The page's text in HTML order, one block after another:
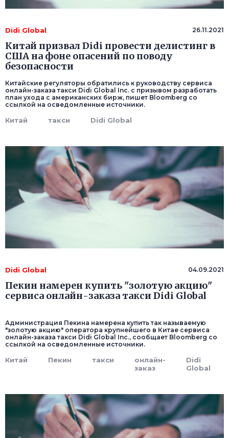
Didi Global 26.11.2021
Китай призвал Didi провести делистинг в
США на фоне опасений по поводу
безопасности
Китайские регуляторы обратились к руководству сервиса
онлайн-заказа такси Didi Global Inc. с призывом разработать
план ухода с американских бирж, пишет Bloomberg со
ссылкой на осведомленные источники.
Китай такси Didi Global
Didi Global 04.09.2021
Пекин намерен купить "золотую акцию"
сервиса онлайн-заказа такси Didi Global
Администрация Пекина намерена купить так называемую
"золотую акцию" оператора крупнейшего в Китае сервиса
онлайн-заказа такси Didi Global Inc., сообщает Bloomberg со
ссылкой на осведомленные источники.
Китай Пекин такси
онлайн-
заказ
Didi
Global